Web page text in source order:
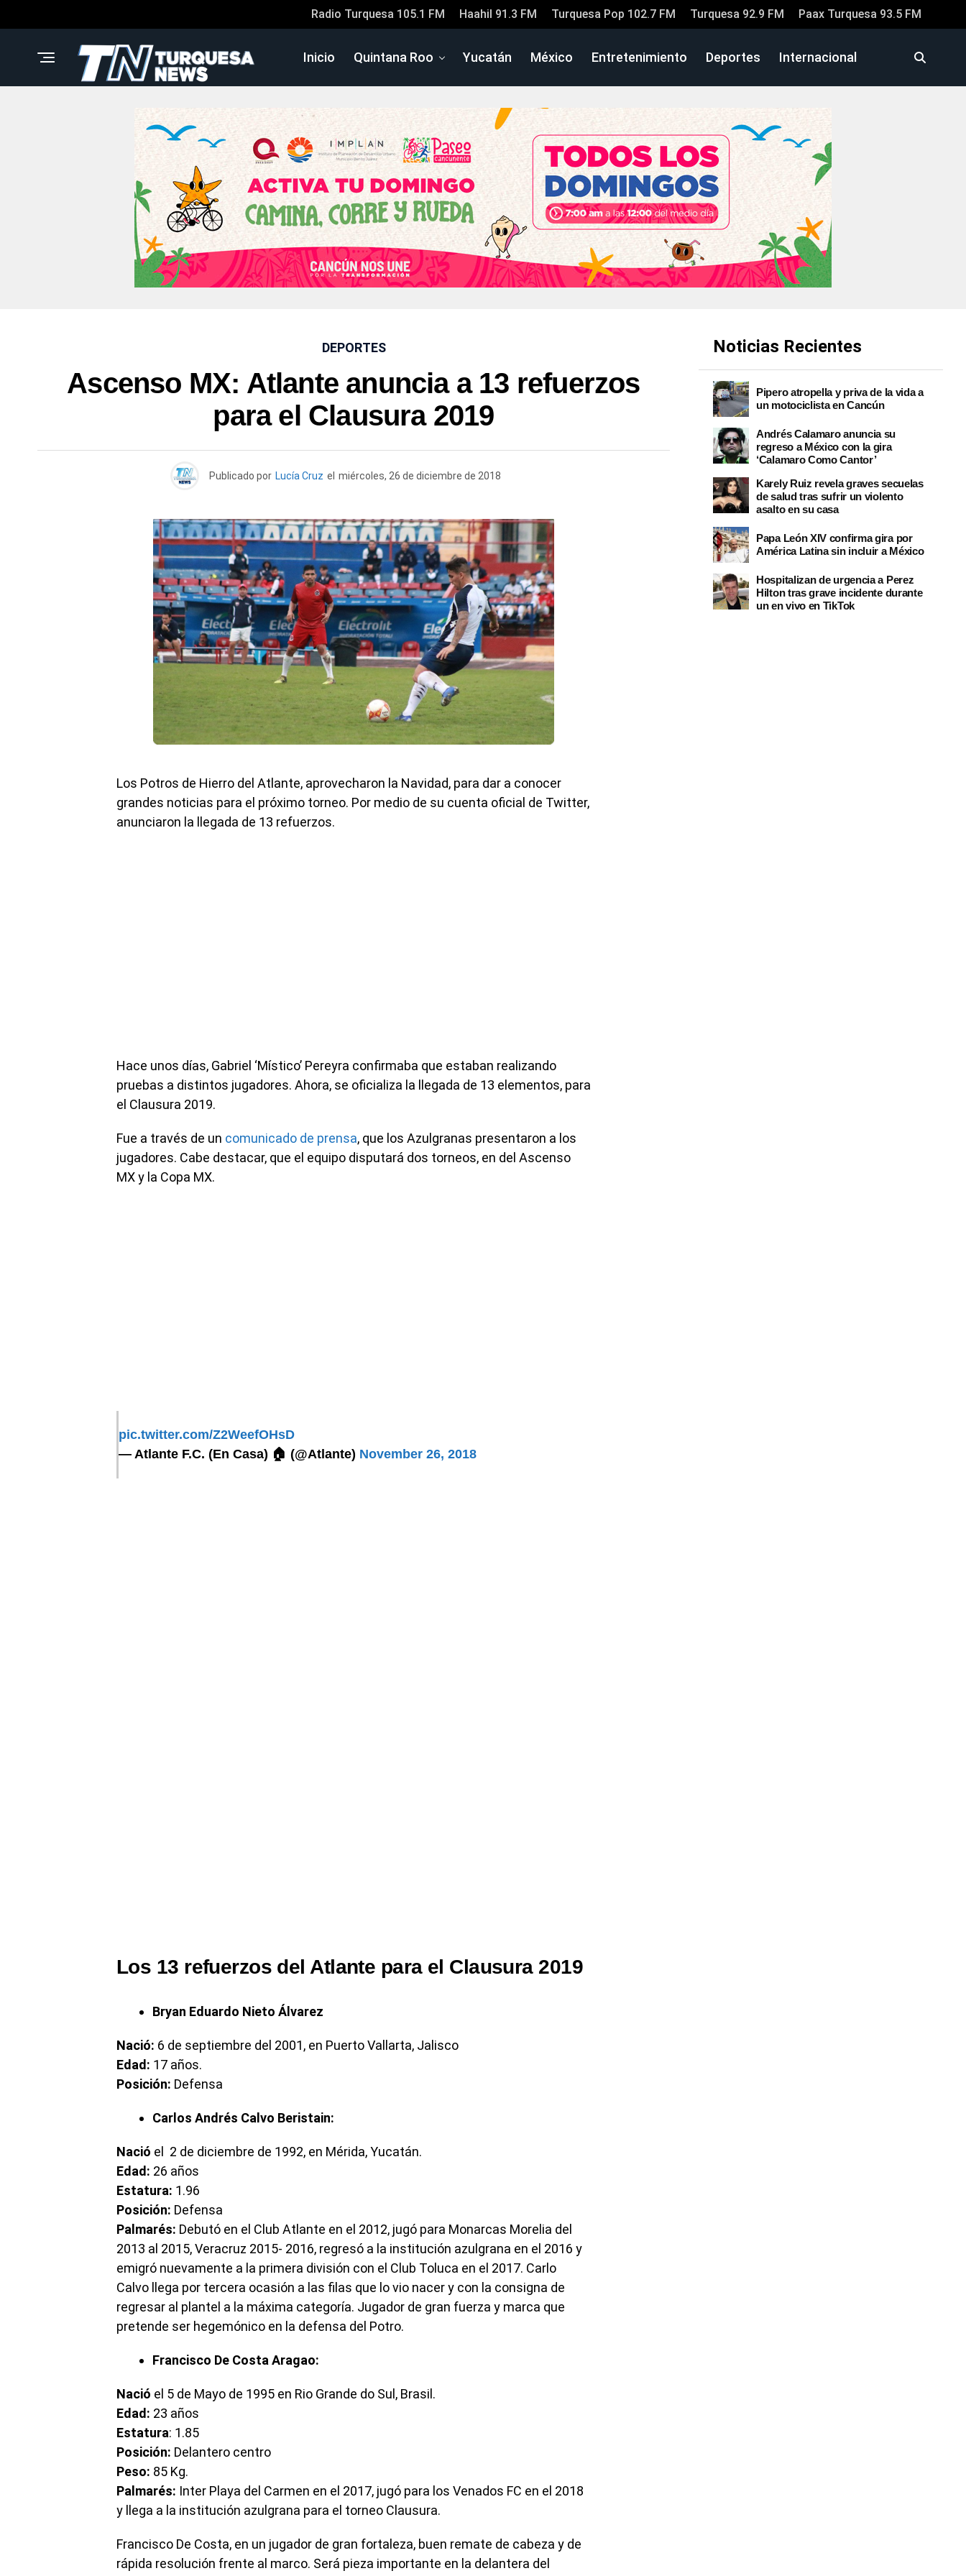
Radio Turquesa 105.1 FM Haahil 91.3 FM Turquesa Pop 102.7 FM Turquesa 92.9 FM Paax Turquesa 93.5 FM
Inicio Quintana Roo Yucatán México Entretenimiento Deportes Internacional
DEPORTES
Ascenso MX: Atlante anuncia a 13 refuerzos
para el Clausura 2019
Publicado por Lucía Cruz el miércoles, 26 de diciembre de 2018
Los Potros de Hierro del Atlante, aprovecharon la Navidad, para dar a conocer
grandes noticias para el próximo torneo. Por medio de su cuenta oficial de Twitter,
anunciaron la llegada de 13 refuerzos.
Hace unos días, Gabriel ‘Místico’ Pereyra confirmaba que estaban realizando
pruebas a distintos jugadores. Ahora, se oficializa la llegada de 13 elementos, para
el Clausura 2019.
Fue a través de un comunicado de prensa, que los Azulgranas presentaron a los
jugadores. Cabe destacar, que el equipo disputará dos torneos, en del Ascenso
MX y la Copa MX.
pic.twitter.com/Z2WeefOHsD
— Atlante F.C. (En Casa) 🏠 (@Atlante) November 26, 2018
Los 13 refuerzos del Atlante para el Clausura 2019
Bryan Eduardo Nieto Álvarez
Nació: 6 de septiembre del 2001, en Puerto Vallarta, Jalisco
Edad: 17 años.
Posición: Defensa
Carlos Andrés Calvo Beristain:
Nació el 2 de diciembre de 1992, en Mérida, Yucatán.
Edad: 26 años
Estatura: 1.96
Posición: Defensa
Palmarés: Debutó en el Club Atlante en el 2012, jugó para Monarcas Morelia del
2013 al 2015, Veracruz 2015- 2016, regresó a la institución azulgrana en el 2016 y
emigró nuevamente a la primera división con el Club Toluca en el 2017. Carlo
Calvo llega por tercera ocasión a las filas que lo vio nacer y con la consigna de
regresar al plantel a la máxima categoría. Jugador de gran fuerza y marca que
pretende ser hegemónico en la defensa del Potro.
Francisco De Costa Aragao:
Nació el 5 de Mayo de 1995 en Rio Grande do Sul, Brasil.
Edad: 23 años
Estatura: 1.85
Posición: Delantero centro
Peso: 85 Kg.
Palmarés: Inter Playa del Carmen en el 2017, jugó para los Venados FC en el 2018
y llega a la institución azulgrana para el torneo Clausura.
Francisco De Costa, en un jugador de gran fortaleza, buen remate de cabeza y de
rápida resolución frente al marco. Será pieza importante en la delantera del
Noticias Recientes
Pipero atropella y priva de la vida a
un motociclista en Cancún
Andrés Calamaro anuncia su
regreso a México con la gira
‘Calamaro Como Cantor’
Karely Ruiz revela graves secuelas
de salud tras sufrir un violento
asalto en su casa
Papa León XIV confirma gira por
América Latina sin incluir a México
Hospitalizan de urgencia a Perez
Hilton tras grave incidente durante
un en vivo en TikTok